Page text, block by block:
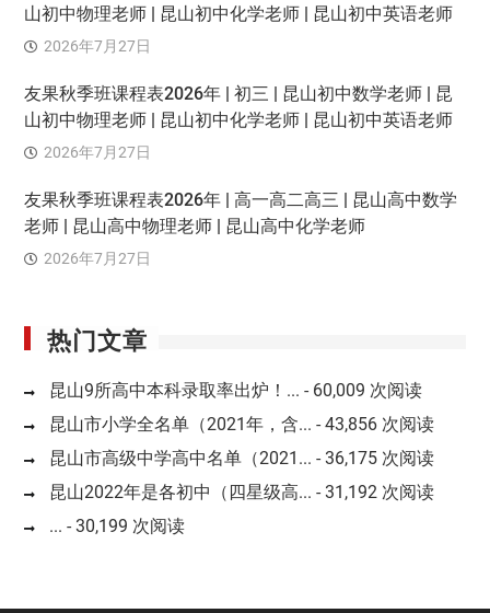
山初中物理老师 | 昆山初中化学老师 | 昆山初中英语老师
2026年7月27日
友果秋季班课程表2026年 | 初三 | 昆山初中数学老师 | 昆
山初中物理老师 | 昆山初中化学老师 | 昆山初中英语老师
2026年7月27日
友果秋季班课程表2026年 | 高一高二高三 | 昆山高中数学
老师 | 昆山高中物理老师 | 昆山高中化学老师
2026年7月27日
热门文章
昆山9所高中本科录取率出炉！... - 60,009 次阅读
昆山市小学全名单（2021年，含... - 43,856 次阅读
昆山市高级中学高中名单（2021... - 36,175 次阅读
昆山2022年是各初中（四星级高... - 31,192 次阅读
... - 30,199 次阅读